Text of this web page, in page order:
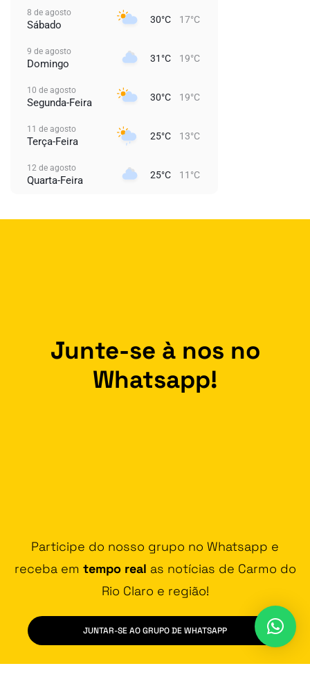
8 de agosto
Sábado 30°C 17°C
9 de agosto
Domingo 31°C 19°C
10 de agosto
Segunda-Feira 30°C 19°C
11 de agosto
Terça-Feira 25°C 13°C
12 de agosto
Quarta-Feira 25°C 11°C
Junte-se à nos no
Whatsapp!
Participe do nosso grupo no Whatsapp e
receba em tempo real as notícias de Carmo do
Rio Claro e região!
JUNTAR-SE AO GRUPO DE WHATSAPP